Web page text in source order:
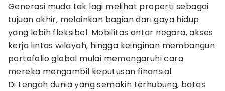
Generasi muda tak lagi melihat properti sebagai
tujuan akhir, melainkan bagian dari gaya hidup
yang lebih fleksibel. Mobilitas antar negara, akses
kerja lintas wilayah, hingga keinginan membangun
portofolio global mulai memengaruhi cara
mereka mengambil keputusan finansial.
Di tengah dunia yang semakin terhubung, batas